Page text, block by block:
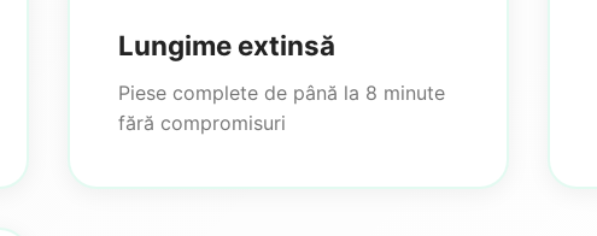
Lungime extinsă
Piese complete de până la 8 minute
fără compromisuri